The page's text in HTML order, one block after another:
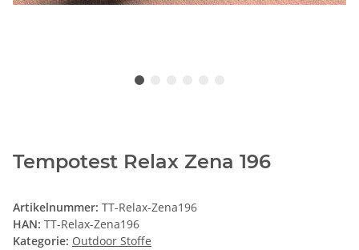
Tempotest Relax Zena 196
Artikelnummer: TT-Relax-Zena196
HAN: TT-Relax-Zena196
Kategorie: Outdoor Stoffe